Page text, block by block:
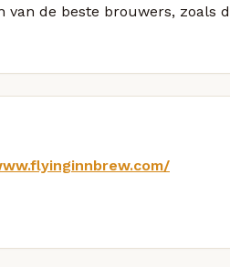
de beste brouwers, zoals